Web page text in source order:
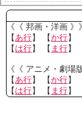
Powered by livedoor 相互
《《 邦画・洋画 》》
【あ行】 【か行】
【は行】 【 ま行】
《《 アニメ・劇場
【あ行】 【か行】
【は行】 【 ま行】